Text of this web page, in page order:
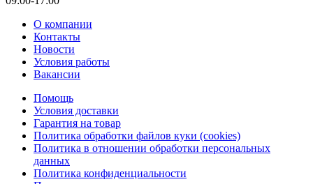
О компании
Контакты
Новости
Условия работы
Вакансии
Помощь
Условия доставки
Гарантия на товар
Политика обработки файлов куки (cookies)
Политика в отношении обработки персональных
данных
Политика конфиденциальности